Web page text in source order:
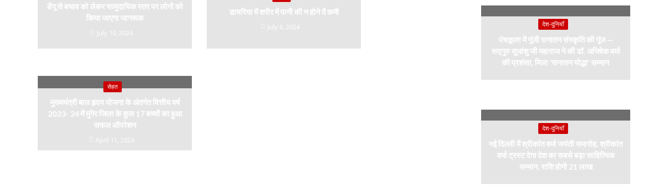
डेंगू से बचाव को लेकर सामुदायिक स्तर पर लोगों को
किया जाएगा जागरूक
July 10, 2024
डायरिया में शरीर में पानी की न होने दें कमी
July 6, 2024
सेहत
मुख्यमंत्री बाल हृदय योजना के अंतर्गत वित्तीय वर्ष
2023- 24 में मुंगेर जिला के कुल 17 बच्चों का हुआ
सफल ऑपरेशन
April 11, 2024
देश-दुनियाँ
पंचकूला में गूंजी सनातन संस्कृति की गूंज —
सद्गुरु सुधांशु जी महाराज ने की डॉ. अभिषेक वर्मा
की प्रशंसा, मिला ‘सनातन योद्धा’ सम्मान
देश-दुनियाँ
नई दिल्ली में श्रीकांत वर्मा जयंती समारोह, श्रीकांत
वर्मा ट्रस्ट देगा देश का सबसे बड़ा साहित्यिक
सम्मान, राशि होगी 21 लाख